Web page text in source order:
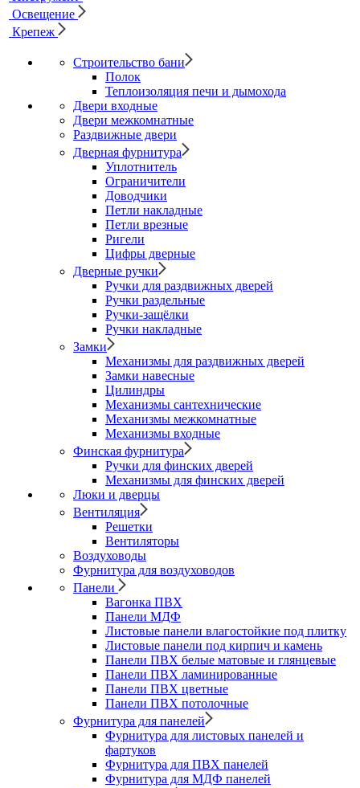
Освещение
Крепеж
Строительство бани
Полок
Теплоизоляция печи и дымохода
Двери входные
Двери межкомнатные
Раздвижные двери
Дверная фурнитура
Уплотнитель
Ограничители
Доводчики
Петли накладные
Петли врезные
Ригели
Цифры дверные
Дверные ручки
Ручки для раздвижных дверей
Ручки раздельные
Ручки-защёлки
Ручки накладные
Замки
Механизмы для раздвижных дверей
Замки навесные
Цилиндры
Механизмы сантехнические
Механизмы межкомнатные
Механизмы входные
Финская фурнитура
Ручки для финских дверей
Механизмы для финских дверей
Люки и дверцы
Вентиляция
Решетки
Вентиляторы
Воздуховоды
Фурнитура для воздуховодов
Панели
Вагонка ПВХ
Панели МДФ
Листовые панели влагостойкие под плитку
Листовые панели под кирпич и камень
Панели ПВХ белые матовые и глянцевые
Панели ПВХ ламинированные
Панели ПВХ цветные
Панели ПВХ потолочные
Фурнитура для панелей
Фурнитура для листовых панелей и
фартуков
Фурнитура для ПВХ панелей
Фурнитура для МДФ панелей